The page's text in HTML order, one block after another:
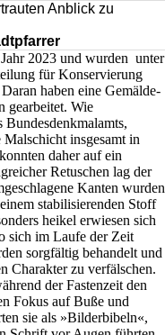
Anblick zu
2023 und wurden unter
für Konservierung
haben eine Gemälde-
gearbeitet. Wie
Malschicht insgesamt in
daher auf ein
Retuschen lag der
Kanten wurden
stabilisierenden Stoff
heikel erwiesen sich
sich im Laufe der Zeit
sorgfältig behandelt und
Charakter zu verfälschen.
der Fastenzeit den
Fokus auf Buße und
sie als »Bilderbibeln«,